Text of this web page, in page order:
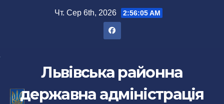
Чт. Сер 6th, 2026 2:56:05 AM
Львівська районна
державна адміністрація